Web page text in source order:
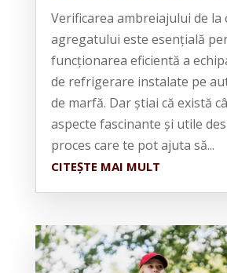
Verificarea ambreiajului de
agregatului este esențială
funcționarea eficientă a
de refrigerare instalate pe
de marfă. Dar știai că există
aspecte fascinante și utile
proces care te pot ajuta să...
CITEȘTE MAI MULT